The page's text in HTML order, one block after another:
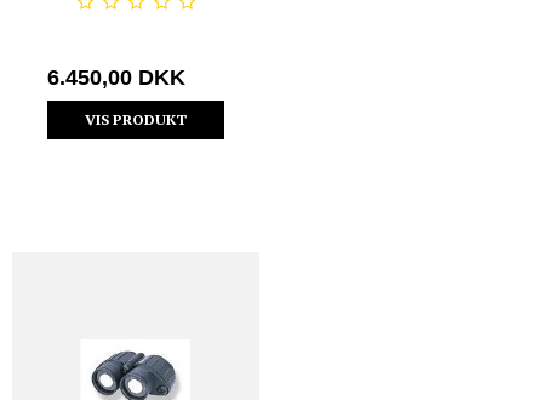
6.450,00 DKK
VIS PRODUKT